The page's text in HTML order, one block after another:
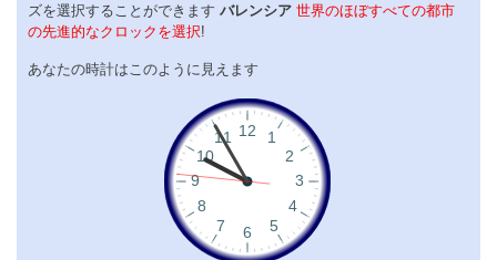
ズを選択することができます バレンシア 世界のほぼすべての都市
の先進的なクロックを選択!
あなたの時計はこのように見えます